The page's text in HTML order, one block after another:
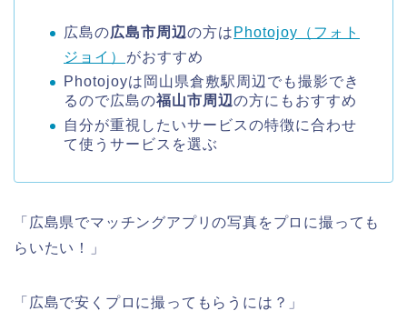
広島の広島市周辺の方は Photojoy（フォト
ジョイ）
がおすすめ
Photojoyは岡山県倉敷駅周辺でも撮影でき
るので広島の福山市周辺の方にもおすすめ
自分が重視したいサービスの特徴に合わせ
て使うサービスを選ぶ
「広島県でマッチングアプリの写真をプロに撮っても
らいたい！」
「広島で安くプロに撮ってもらうには？」